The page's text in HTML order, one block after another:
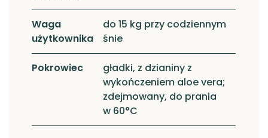
Waga
użytkownika
do 15 kg przy codziennym
śnie
Pokrowiec
gładki, z dzianiny z
wykończeniem aloe vera;
zdejmowany, do prania
w 60°C